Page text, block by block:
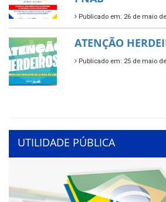
Publicado em: 26 de maio
ATENÇÃO
Publicado em: 25 de maio
UTILIDADE PÚBLICA